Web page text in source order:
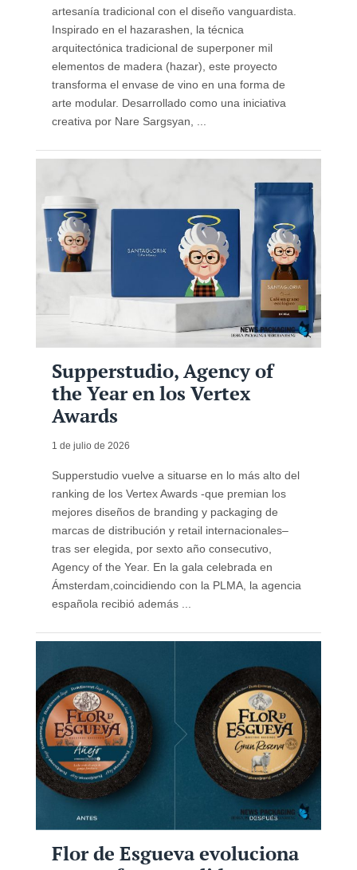
artesanía tradicional con el diseño vanguardista.
Inspirado en el hazarashen, la técnica
arquitectónica tradicional de superponer mil
elementos de madera (hazar), este proyecto
transforma el envase de vino en una forma de
arte modular. Desarrollado como una iniciativa
creativa por Nare Sargsyan, ...
Supperstudio, Agency of
the Year en los Vertex
Awards
1 de julio de 2026
Supperstudio vuelve a situarse en lo más alto del
ranking de los Vertex Awards -que premian los
mejores diseños de branding y packaging de
marcas de distribución y retail internacionales–
tras ser elegida, por sexto año consecutivo,
Agency of the Year. En la gala celebrada en
Ámsterdam,coincidiendo con la PLMA, la agencia
española recibió además ...
Flor de Esgueva evoluciona